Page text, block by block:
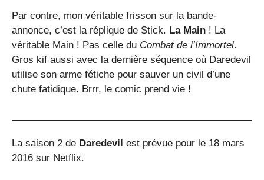
Par contre, mon véritable frisson sur la bande-
annonce, c’est la réplique de Stick. La Main ! La
véritable Main ! Pas celle du Combat de l’Immortel.
Gros kif aussi avec la dernière séquence où Daredevil
utilise son arme fétiche pour sauver un civil d’une
chute fatidique. Brrr, le comic prend vie !
La saison 2 de Daredevil est prévue pour le 18 mars
2016 sur Netflix.